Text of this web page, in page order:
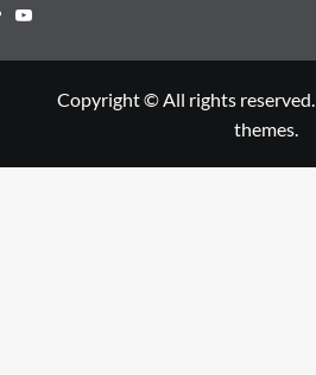
Youtube
Copyright © All rights reserved.
themes.